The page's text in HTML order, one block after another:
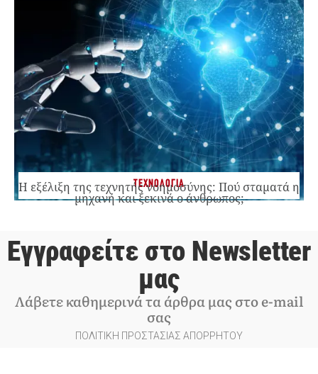
ΤΕΧΝΟΛΟΓΙΑ
Η εξέλιξη της τεχνητής νοημοσύνης: Πού σταματά η
μηχανή και ξεκινά ο άνθρωπος;
Εγγραφείτε στο Newsletter
μας
Λάβετε καθημερινά τα άρθρα μας στο e-mail
σας
ΠΟΛΙΤΙΚΗ ΠΡΟΣΤΑΣΙΑΣ ΑΠΟΡΡΗΤΟΥ